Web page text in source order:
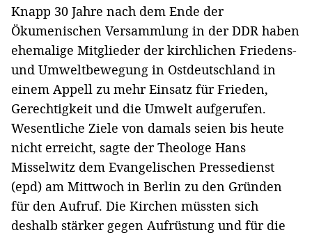
Knapp 30 Jahre nach dem Ende der
Ökumenischen Versammlung in der DDR haben
ehemalige Mitglieder der kirchlichen Friedens-
und Umweltbewegung in Ostdeutschland in
einem Appell zu mehr Einsatz für Frieden,
Gerechtigkeit und die Umwelt aufgerufen.
Wesentliche Ziele von damals seien bis heute
nicht erreicht, sagte der Theologe Hans
Misselwitz dem Evangelischen Pressedienst
(epd) am Mittwoch in Berlin zu den Gründen
für den Aufruf. Die Kirchen müssten sich
deshalb stärker gegen Aufrüstung und für die